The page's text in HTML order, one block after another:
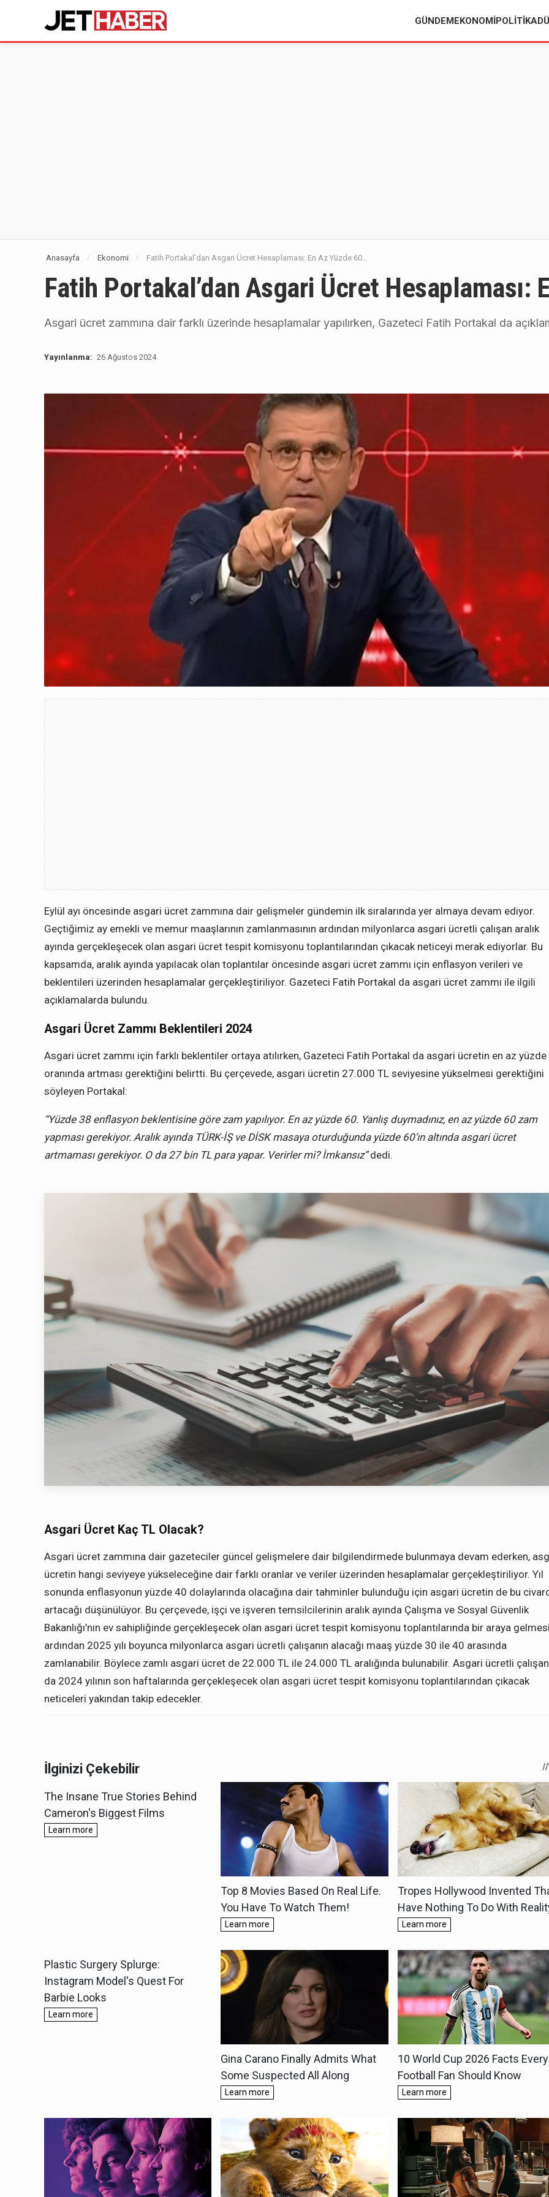
GÜNDEMEKONOMIPOLITIKA
Anasayfa / Ekonomi / Fatih Portakal’dan Asgari Ücret Hesaplaması: En Az Yüzde 60…
Fatih Portakal’dan Asgari Ücret Hesaplaması:
Asgari ücret zammına dair farklı üzerinde hesaplamalar yapılırken, Gazeteci Fatih Portakal da
Yayınlanma: 26 Ağustos 2024
Eylül ayı öncesinde asgari ücret zammına dair gelişmeler gündemin ilk sıralarında yer almaya devam ediyor.
Geçtiğimiz ay emekli ve memur maaşlarının zamlanmasının ardından milyonlarca asgari ücretli çalışan aralık
ayında gerçekleşecek olan asgari ücret tespit komisyonu toplantılarından çıkacak neticeyi merak ediyorlar. Bu
kapsamda, aralık ayında yapılacak olan toplantılar öncesinde asgari ücret zammı için enflasyon verileri ve
beklentileri üzerinden hesaplamalar gerçekleştiriliyor. Gazeteci Fatih Portakal da asgari ücret zammı ile ilgili
açıklamalarda bulundu.
Asgari Ücret Zammı Beklentileri 2024
Asgari ücret zammı için farklı beklentiler ortaya atılırken, Gazeteci Fatih Portakal da asgari ücretin en az
oranında artması gerektiğini belirtti. Bu çerçevede, asgari ücretin 27.000 TL seviyesine yükselmesi gerektiğini
söyleyen Portakal:
“Yüzde 38 enflasyon beklentisine göre zam yapılıyor. En az yüzde 60. Yanlış duymadınız, en az yüzde 60 zam
yapması gerekiyor. Aralık ayında TÜRK-İŞ ve DİSK masaya oturduğunda yüzde 60’ın altında asgari ücret
artmaması gerekiyor. O da 27 bin TL para yapar. Verirler mi? İmkansız”dedi.
Asgari Ücret Kaç TL Olacak?
Asgari ücret zammına dair gazeteciler güncel gelişmelere dair bilgilendirmede bulunmaya devam ederken,
ücretin hangi seviyeye yükseleceğine dair farklı oranlar ve veriler üzerinden hesaplamalar gerçekleştiriliyor. Yıl
sonunda enflasyonun yüzde 40 dolaylarında olacağına dair tahminler bulunduğu için asgari ücretin de bu
artacağı düşünülüyor. Bu çerçevede, işçi ve işveren temsilcilerinin aralık ayında Çalışma ve Sosyal Güvenlik
Bakanlığı’nın ev sahipliğinde gerçekleşecek olan asgari ücret tespit komisyonu toplantılarında bir araya
ardından 2025 yılı boyunca milyonlarca asgari ücretli çalışanın alacağı maaş yüzde 30 ile 40 arasında
zamlanabilir. Böylece zamlı asgari ücret de 22.000 TL ile 24.000 TL aralığında bulunabilir. Asgari ücretli
da 2024 yılının son haftalarında gerçekleşecek olan asgari ücret tespit komisyonu toplantılarından çıkacak
neticeleri yakından takip edecekler.